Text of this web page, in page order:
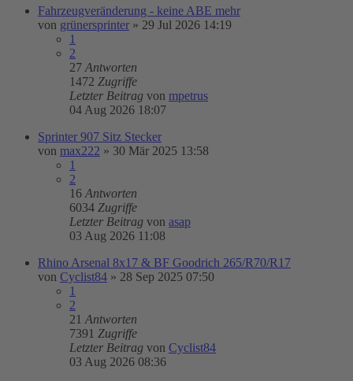
Fahrzeugveränderung - keine ABE mehr
von grünersprinter » 29 Jul 2026 14:19
1
2
27 Antworten
1472 Zugriffe
Letzter Beitrag von mpetrus
04 Aug 2026 18:07
Sprinter 907 Sitz Stecker
von max222 » 30 Mär 2025 13:58
1
2
16 Antworten
6034 Zugriffe
Letzter Beitrag von asap
03 Aug 2026 11:08
Rhino Arsenal 8x17 & BF Goodrich 265/R70/R17
von Cyclist84 » 28 Sep 2025 07:50
1
2
21 Antworten
7391 Zugriffe
Letzter Beitrag von Cyclist84
03 Aug 2026 08:36